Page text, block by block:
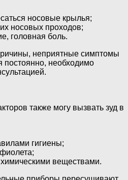
носовые крылья;
носовых проходов;
головная боль.
неприятные симптомы
постоянно, необходимо
также могу вызвать зуд в
гигиены;
веществами.